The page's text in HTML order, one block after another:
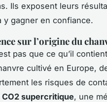
Ils exposent leurs
y gagner en confiance.
sur l’origine du
pas que ce qu’il
cultivé en Europe,
les risques de
CO2 supercritique, une